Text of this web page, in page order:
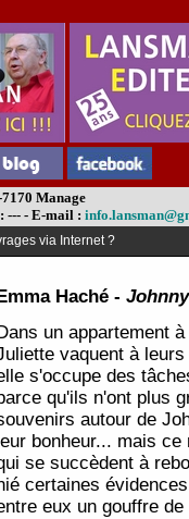
Manage
--- - E-mail :
via Internet ?
Haché - Johnny
Dans un appartement
vaquent à
s'occupe des
qu'ils n'ont plus
autour de
leur bonheur... mais
se succèdent à
certaines
eux un gouffre